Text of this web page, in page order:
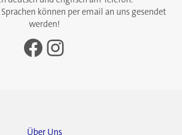
können per email an uns gesendet
werden!
Facebook
Instagram
Über Uns